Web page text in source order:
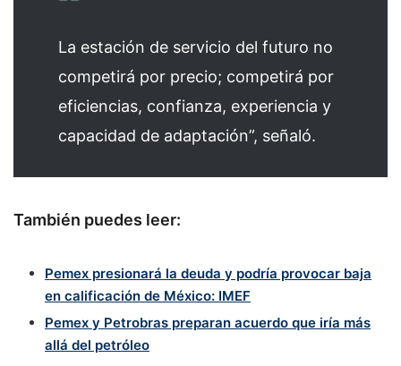
La estación de servicio del futuro no
competirá por precio; competirá por
eficiencias, confianza, experiencia y
capacidad de adaptación”, señaló.
También puedes leer:
Pemex presionará la deuda y podría provocar baja
en calificación de México: IMEF
Pemex y Petrobras preparan acuerdo que iría más
allá del petróleo